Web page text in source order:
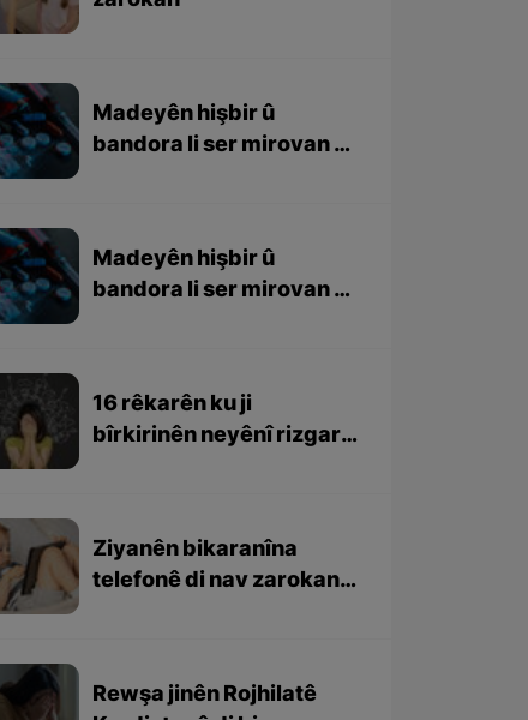
Madeyên hişbir û
bandora li ser mirovan –
Madeyên hişbir û
bandora li ser mirovan –
16 rêkarên ku ji
bîrkirinên neyênî rizgar
Ziyanên bikaranîna
telefonê di nav zarokan
Rewşa jinên Rojhilatê